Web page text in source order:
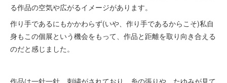
る作品の空気や広がるイメージがあります。
作り手であるにもかかわらず(いや、作り手であるからこそ)私自
身もこの個展という機会をもって、作品と距離を取り向き合える
のだと感じました。
作品は一針一針、刺繍がされており、糸の張りや、たゆみが見て